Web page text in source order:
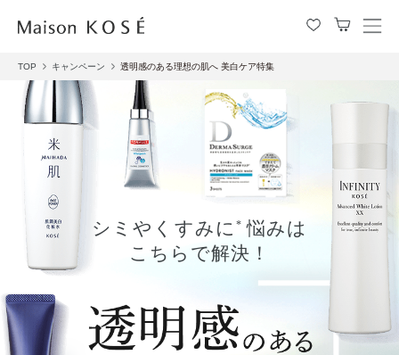
メ
す
る
TOP キャンペーン 透明感のある理想の肌へ 美白ケア特集
シミやくすみに * 悩みは
こちらで解決！